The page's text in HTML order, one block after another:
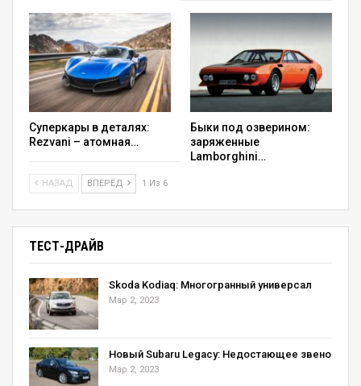
Суперкары в деталях:
Rezvani – атомная…
Быки под озверином:
заряженные
Lamborghini…
НАЗАД ВПЕРЁД 1 Из 6
ТЕСТ-ДРАЙВ
Skoda Kodiaq: Многогранный универсал
Мар 2, 2023
Новый Subaru Legacy: Недостающее звено
Мар 2, 2023